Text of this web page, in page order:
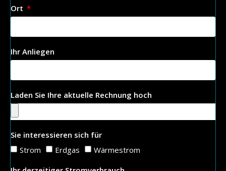
Ort
Ihr Anliegen
Laden Sie Ihre aktuelle Rechnung hoch
Sie interessieren sich für
Strom
Erdgas
Wärmestrom